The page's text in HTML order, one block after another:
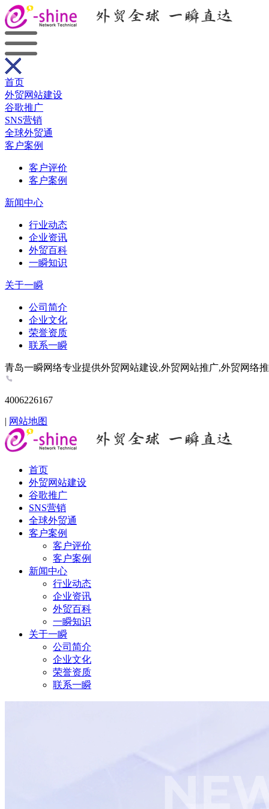
首页
外贸网站建设
谷歌推广
SNS营销
全球外贸通
客户案例
客户评价
客户案例
新闻中心
行业动态
企业资讯
外贸百科
一瞬知识
关于一瞬
公司简介
企业文化
荣誉资质
联系一瞬
青岛一瞬网络专业提供外贸网站建设,外贸网站推广,外贸网络
4006226167
| 网站地图
首页
外贸网站建设
谷歌推广
SNS营销
全球外贸通
客户案例
客户评价
客户案例
新闻中心
行业动态
企业资讯
外贸百科
一瞬知识
关于一瞬
公司简介
企业文化
荣誉资质
联系一瞬